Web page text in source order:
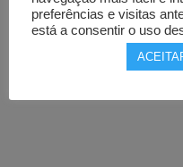
preferências e visitas
está a consentir o uso